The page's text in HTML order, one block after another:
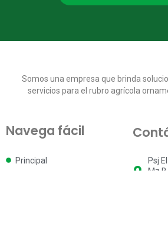
Somos una empresa que brinda
servicios para el rubro agrícola
Navega fácil
Principal
Psj
Mz B